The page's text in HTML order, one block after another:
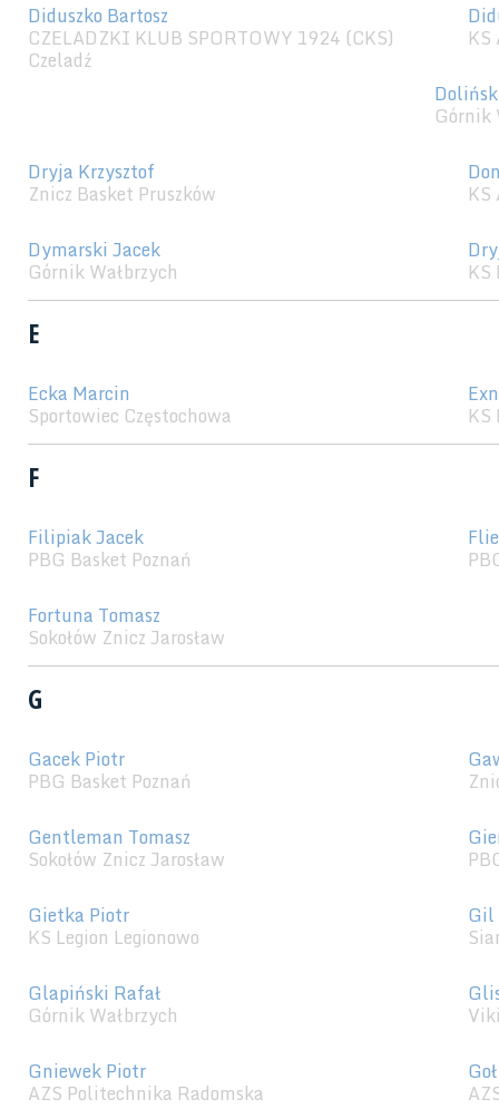
Diduszko Bartosz
CZELADZKI KLUB SPORTOWY 1924 (CKS)
Czeladź
Górnik
Dryja Krzysztof
Znicz Basket Pruszków
KS
Dymarski Jacek
Górnik Wałbrzych
E
Ecka Marcin
Sportowiec Częstochowa KS
F
Filipiak Jacek
PBG Basket Poznań
Fortuna Tomasz
Sokołów Znicz Jarosław
G
Gacek Piotr
PBG Basket Poznań
Gentleman Tomasz
Sokołów Znicz Jarosław
Gietka Piotr
KS Legion Legionowo
Gil
Glapiński Rafał
Górnik Wałbrzych
Gniewek Piotr
AZS Politechnika Radomska